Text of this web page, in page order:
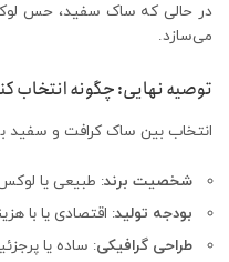
در حالی که ساک سفید، حس
می‌سازد.
توصیه نهایی: چگونه انتخاب
انتخاب بین ساک کرافت و سفید
شخصیت برند: طبیعی یا
بودجه تولید: اقتصادی یا با
طراحی گرافیکی: ساده یا